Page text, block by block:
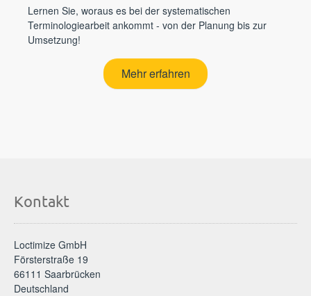
Lernen Sie, woraus es bei der systematischen
Terminologiearbeit ankommt - von der Planung bis zur
Umsetzung!
Mehr erfahren
Kontakt
Loctimize GmbH
Försterstraße 19
66111 Saarbrücken
Deutschland